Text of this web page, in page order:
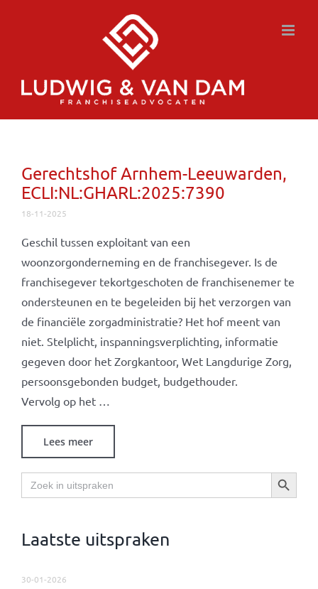
Gerechtshof Arnhem-Leeuwarden,
ECLI:NL:GHARL:2025:7390
18-11-2025
Geschil tussen exploitant van een
woonzorgonderneming en de franchisegever. Is de
franchisegever tekortgeschoten de franchisenemer te
ondersteunen en te begeleiden bij het verzorgen van
de financiële zorgadministratie? Het hof meent van
niet. Stelplicht, inspanningsverplichting, informatie
gegeven door het Zorgkantoor, Wet Langdurige Zorg,
persoonsgebonden budget, budgethouder.
Vervolg op het …
Lees meer
Zoek
naar:
Zoekknop
Laatste uitspraken
30-01-2026